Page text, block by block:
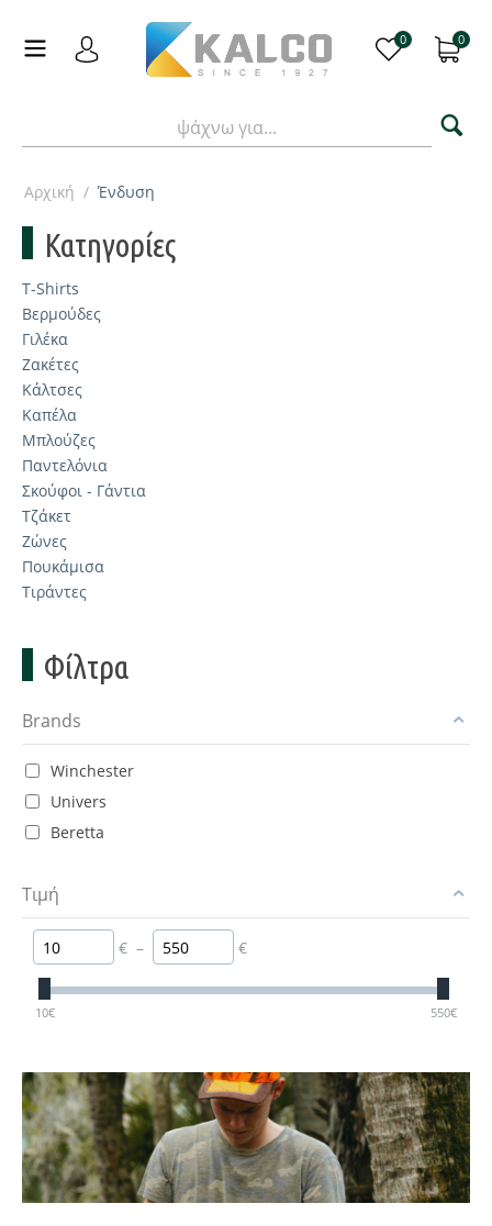
0 0
Αρχική / Ένδυση
Κατηγορίες
T-Shirts
Βερμούδες
Γιλέκα
Ζακέτες
Κάλτσες
Καπέλα
Μπλούζες
Παντελόνια
Σκούφοι - Γάντια
Τζάκετ
Ζώνες
Πουκάμισα
Τιράντες
Φίλτρα
Brands
Winchester
Univers
Beretta
Τιμή
€ – €
10€ 550€